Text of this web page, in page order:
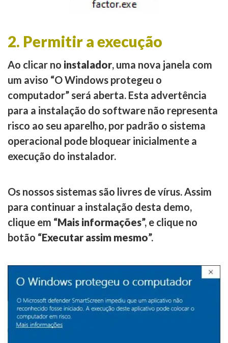
2. Permitir a execução
Ao clicar no instalador, uma nova janela com
um aviso “O Windows protegeu o
computador” será aberta. Esta advertência
para a instalação do software não representa
risco ao seu aparelho, por padrão o sistema
operacional pode bloquear inicialmente a
execução do instalador.
Os nossos sistemas são livres de vírus. Assim
para continuar a instalação desta demo,
clique em “Mais informações”, e clique no
botão “Executar assim mesmo”.